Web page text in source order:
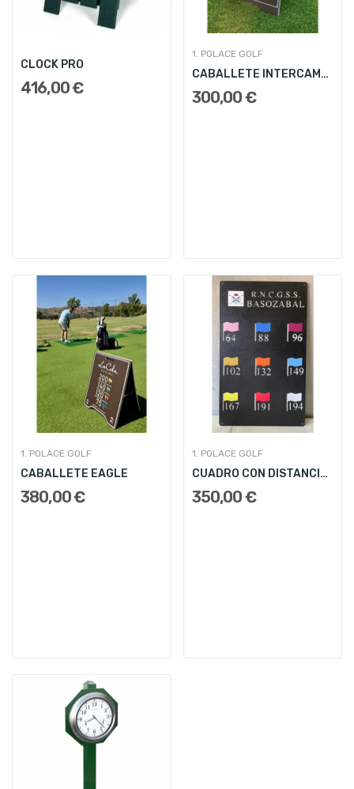
CLOCK PRO
416,00 €
1. POLACE GOLF
CABALLETE INTERCAMBIABLE
300,00 €
1. POLACE GOLF
CABALLETE EAGLE
380,00 €
1. POLACE GOLF
CUADRO CON DISTANCIAS
350,00 €